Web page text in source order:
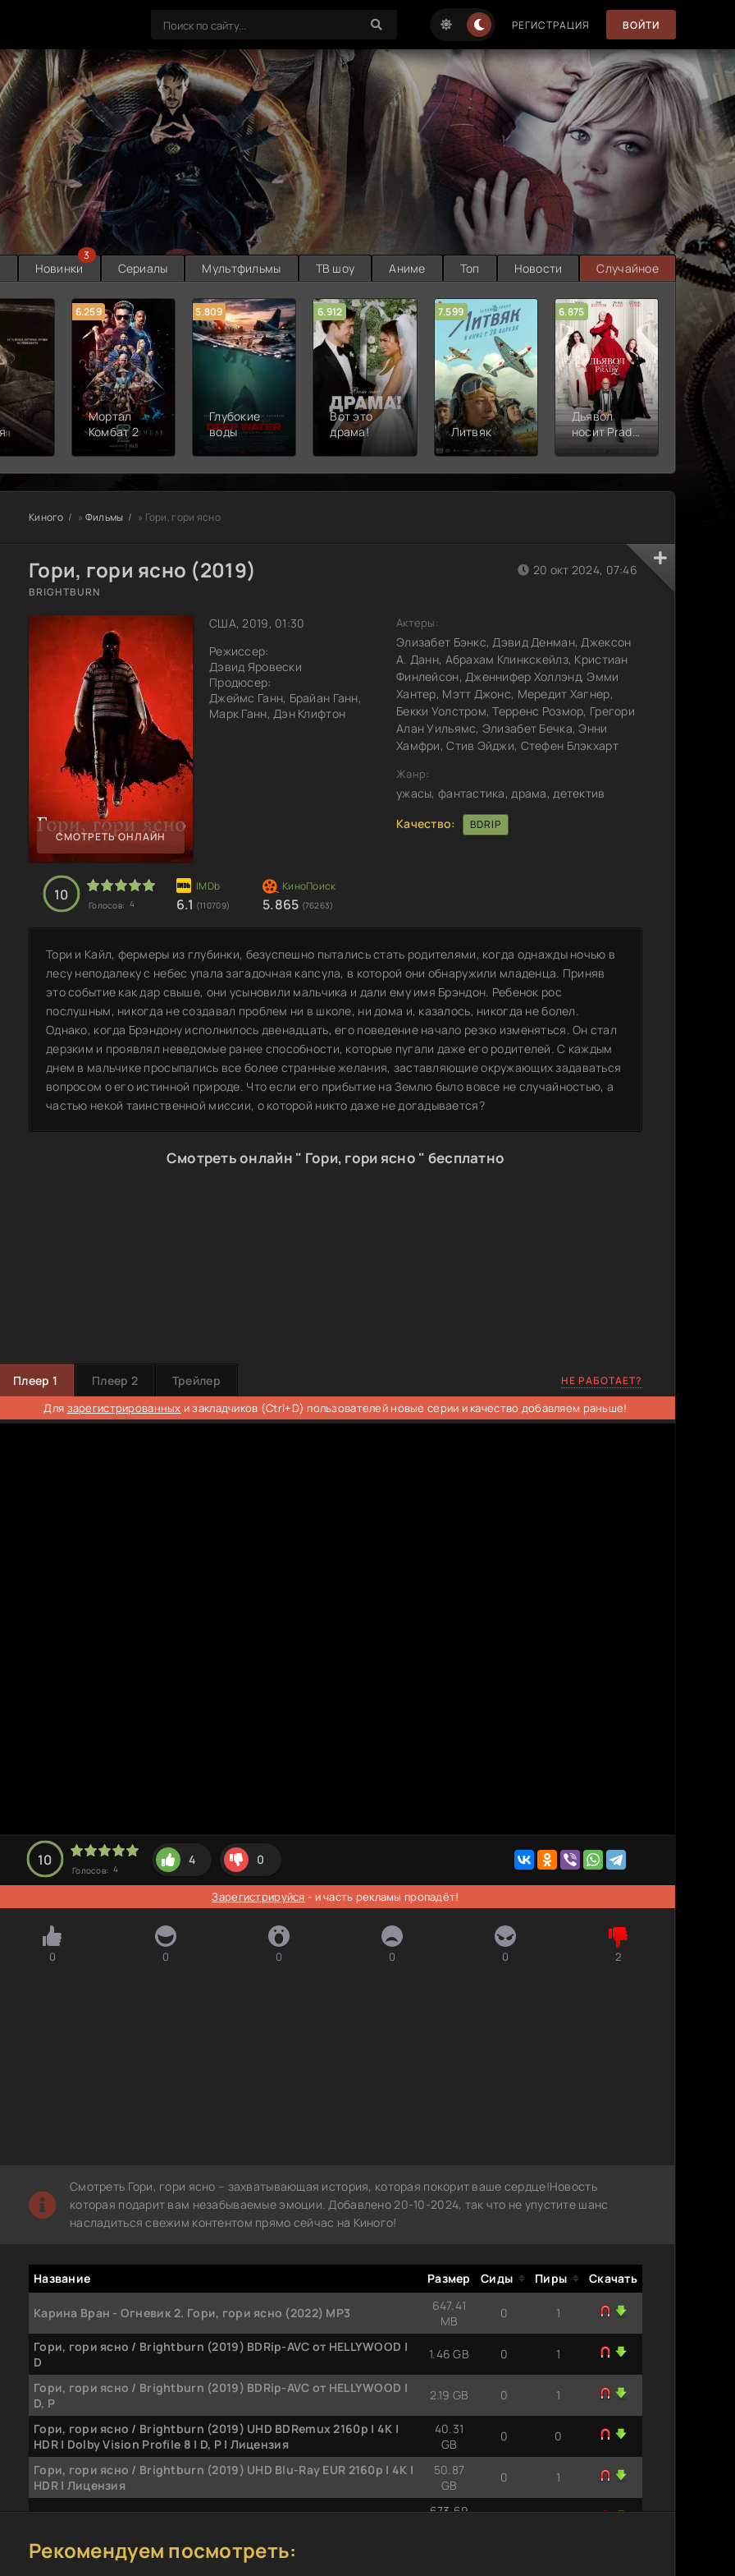
РЕГИСТРАЦИЯ ВОЙТИ
Новинки
3
Сериалы Мультфильмы ТВ шоу Аниме Топ Новости Случайное
6.259
Мортал
Комбат 2
5.809
Глубокие
воды
6.912
Вот это
драма!
7.599
Литвяк
6.875
Дьявол
носит Prada
2
6.314
Киного » Фильмы » Гори, гори ясно
Гори, гори ясно (2019)
BRIGHTBURN
СМОТРЕТЬ ОНЛАЙН
США, 2019, 01:30
Режиссер:
Дэвид Яровески
Продюсер:
Джеймс Ганн, Брайан Ганн,
Марк Ганн, Дэн Клифтон
20 окт 2024, 07:46
Актеры:
Элизабет Бэнкс, Дэвид Денман, Джексон
А. Данн, Абрахам Клинкскейлз, Кристиан
Финлейсон, Дженнифер Холлэнд, Эмми
Хантер, Мэтт Джонс, Мередит Хагнер,
Бекки Уолстром, Терренс Розмор, Грегори
Алан Уильямс, Элизабет Бечка, Энни
Хамфри, Стив Эйджи, Стефен Блэкхарт
Жанр:
ужасы, фантастика, драма, детектив
Качество:
BDRIP
10
Голосов: 4 6.1 (110709) 5.865 (76263)
Тори и Кайл, фермеры из глубинки, безуспешно пытались стать родителями, когда однажды ночью в
лесу неподалеку с небес упала загадочная капсула, в которой они обнаружили младенца. Приняв
это событие как дар свыше, они усыновили мальчика и дали ему имя Брэндон. Ребенок рос
послушным, никогда не создавал проблем ни в школе, ни дома и, казалось, никогда не болел.
Однако, когда Брэндону исполнилось двенадцать, его поведение начало резко изменяться. Он стал
дерзким и проявлял неведомые ранее способности, которые пугали даже его родителей. С каждым
днем в мальчике просыпались все более странные желания, заставляющие окружающих задаваться
вопросом о его истинной природе. Что если его прибытие на Землю было вовсе не случайностью, а
частью некой таинственной миссии, о которой никто даже не догадывается?
Смотреть онлайн " Гори, гори ясно " бесплатно
Плеер 1 Плеер 2 Трейлер НЕ РАБОТАЕТ?
Для зарегистрированных и закладчиков (Ctrl+D) пользователей новые серии и качество добавляем раньше!
10
Голосов: 4
4 0
Зарегистрируйся - и часть рекламы пропадёт!
0 0 0 0 0 2
Смотреть Гори, гори ясно – захватывающая история, которая покорит ваше сердце!Новость
которая подарит вам незабываемые эмоции. Добавлено 20-10-2024, так что не упустите шанс
насладиться свежим контентом прямо сейчас на Киного!
Название Размер Сиды Пиры Скачать
Карина Вран - Огневик 2. Гори, гори ясно (2022) MP3
647.41
MB
0 1
Гори, гори ясно / Brightburn (2019) BDRip-AVC от HELLYWOOD |
D
1.46 GB 0 1
Гори, гори ясно / Brightburn (2019) BDRip-AVC от HELLYWOOD |
D, P
2.19 GB 0 1
Гори, гори ясно / Brightburn (2019) UHD BDRemux 2160p | 4K |
HDR | Dolby Vision Profile 8 | D, P | Лицензия
40.31
GB
0 0
Гори, гори ясно / Brightburn (2019) UHD Blu-Ray EUR 2160p | 4K |
HDR | Лицензия
50.87
GB
0 1
673.69
Гори, гори ясно / Brightburn (2019) HDRip от Scarabey |
Рекомендуем посмотреть: